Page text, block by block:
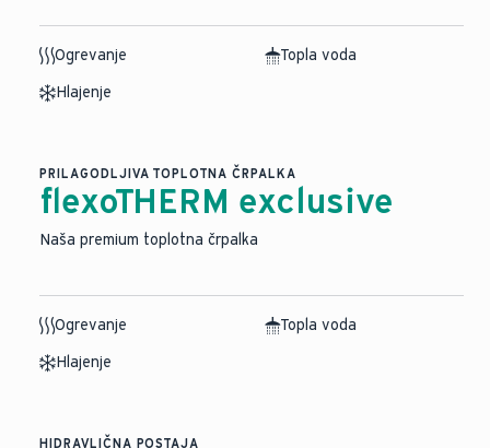
Ogrevanje
Topla voda
Hlajenje
PRILAGODLJIVA TOPLOTNA ČRPALKA
flexoTHERM exclusive
Naša premium toplotna črpalka
Ogrevanje
Topla voda
Hlajenje
HIDRAVLIČNA POSTAJA